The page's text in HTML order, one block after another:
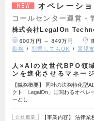
NEW オペレーシ
コールセンター運営・
株式会社LegalOn
600万円 ～ 849万円
勤務
副業してもOK 育児
人×AIの次世代BPO領
ンを進化させるマネー
【職務概要】 同社の法務特化型
クト「LegalOn」に関わるオペレ
ーとし…
会社概要
【事業内容】 法律